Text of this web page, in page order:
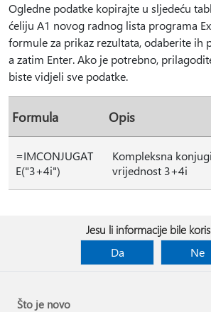
Ogledne podatke kopirajte u sljedeću
ćeliju A1 novog radnog lista programa
formule za prikaz rezultata, odaberite ih
a zatim Enter. Ako je potrebno,
biste vidjeli sve podatke.
Formula Opis
=IMCONJUGAT
E("3+4i")
Kompleksna
vrijednost 3+4i
Jesu li informacije bile
Da
Ne
Što je novo